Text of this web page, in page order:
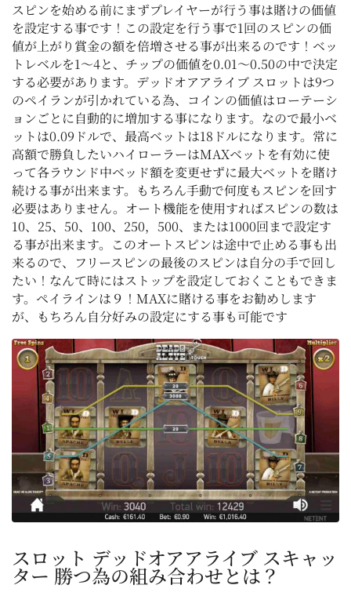
スピンを始める前にまずプレイヤーが行う事は賭けの価値
を設定する事です！この設定を行う事で1回のスピンの価
値が上がり賞金の額を倍増させる事が出来るのです！ベッ
トレベルを1～4と、チップの価値を0.01～0.50の中で決定
する必要があります。デッドオアアライブ スロットは9つ
のペイランが引かれている為、コインの価値はローテーシ
ョンごとに自動的に増加する事になります。なので最小ベ
ットは0.09ドルで、最高ベットは18ドルになります。常に
高額で勝負したいハイローラーはMAXベットを有効に使
って各ラウンド中ベッド額を変更せずに最大ベットを賭け
続ける事が出来ます。もちろん手動で何度もスピンを回す
必要はありません。オート機能を使用すればスピンの数は
10、25、50、100、250，500、または1000回まで設定す
る事が出来ます。このオートスピンは途中で止める事も出
来るので、フリースピンの最後のスピンは自分の手で回し
たい！なんて時にはストップを設定しておくこともできま
す。ペイラインは９！MAXに賭ける事をお勧めします
が、もちろん自分好みの設定にする事も可能です
スロット デッドオアアライブ スキャッ
ター 勝つ為の組み合わせとは？